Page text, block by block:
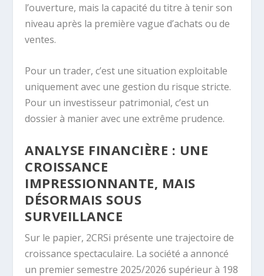
l’ouverture, mais la capacité du titre à tenir son
niveau après la première vague d’achats ou de
ventes.
Pour un trader, c’est une situation exploitable
uniquement avec une gestion du risque stricte.
Pour un investisseur patrimonial, c’est un
dossier à manier avec une extrême prudence.
ANALYSE FINANCIÈRE : UNE
CROISSANCE
IMPRESSIONNANTE, MAIS
DÉSORMAIS SOUS
SURVEILLANCE
Sur le papier, 2CRSi présente une trajectoire de
croissance spectaculaire. La société a annoncé
un premier semestre 2025/2026 supérieur à 198